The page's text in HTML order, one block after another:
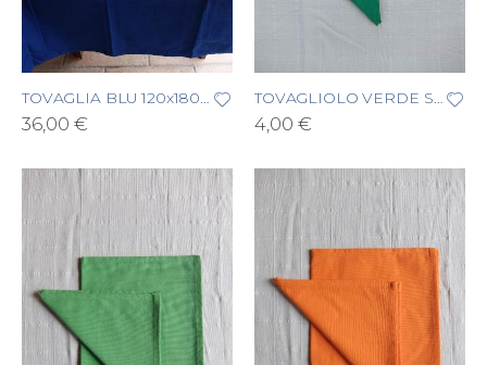
TOVAGLIA BLU 120x180 cm
36,00 €
TOVAGLIOLO VERDE SCURO
4,00 €